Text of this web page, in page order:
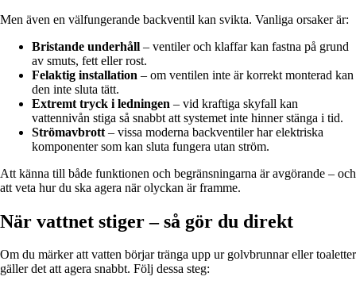
Men även en välfungerande backventil kan svikta. Vanliga orsaker är:
Bristande underhåll – ventiler och klaffar kan fastna på grund
av smuts, fett eller rost.
Felaktig installation – om ventilen inte är korrekt monterad kan
den inte sluta tätt.
Extremt tryck i ledningen – vid kraftiga skyfall kan
vattennivån stiga så snabbt att systemet inte hinner stänga i tid.
Strömavbrott – vissa moderna backventiler har elektriska
komponenter som kan sluta fungera utan ström.
Att känna till både funktionen och begränsningarna är avgörande – och
att veta hur du ska agera när olyckan är framme.
När vattnet stiger – så gör du direkt
Om du märker att vatten börjar tränga upp ur golvbrunnar eller toaletter
gäller det att agera snabbt. Följ dessa steg: